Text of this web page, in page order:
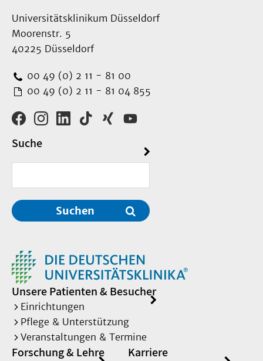
Universitätsklinikum Düsseldorf
Moorenstr. 5
40225 Düsseldorf
00 49 (0) 2 11 - 81 00
00 49 (0) 2 11 - 81 04 855
Suche
Suchen
Unsere Patienten & Besucher
Einrichtungen
Pflege & Unterstützung
Veranstaltungen & Termine
Forschung & Lehre Karriere